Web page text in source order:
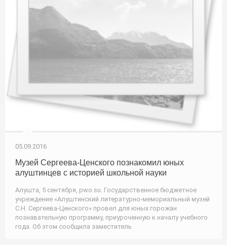
05.09.2016
Музей Сергеева-Ценского познакомил юных
алуштинцев с историей школьной науки
Алушта, 5 сентября, pwo.su. Государственное бюджетное
учреждение «Алуштинский литературно-мемориальный музей
С.Н. Сергеева-Ценского» провел для юных горожан
познавательную программу, приуроченную к началу учебного
года. Об этом сообщила заместитель